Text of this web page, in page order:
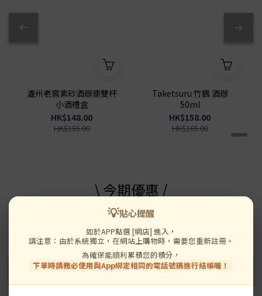
瀘州老窖紫砂酒辦連雙杯
小酒禮盒
HK$148.00
HK$155.00
Taketsuru 竹鶴 酒辦
50ml
HK$158.00
HK$165.00
\ 今期優惠 /
送 濃鮑汁黃金鮑
💡貼心提醒
如於APP點選 [網店] 進入，
請注意：由於系統獨立，在網站上購物時，需要您重新註冊。
為確保能順利累積您的積分，
下單時請務必使用與App綁定相同的電話號碼進行結帳喔！